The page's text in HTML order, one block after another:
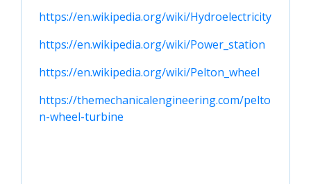
https://en.wikipedia.org/wiki/Hydroelectricity
https://en.wikipedia.org/wiki/Power_station
https://en.wikipedia.org/wiki/Pelton_wheel
https://themechanicalengineering.com/pelto
n-wheel-turbine